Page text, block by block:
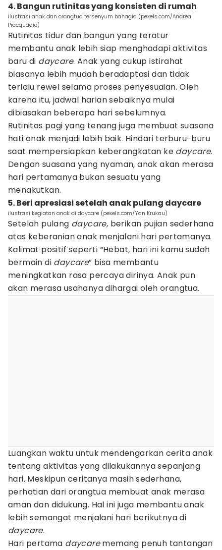
4. Bangun rutinitas yang konsisten di rumah
ilustrasi anak dan orangtua tersenyum bahagia (pexels.com/Andrea
Piacquadio)
Rutinitas tidur dan bangun yang teratur
membantu anak lebih siap menghadapi aktivitas
baru di daycare. Anak yang cukup istirahat
biasanya lebih mudah beradaptasi dan tidak
terlalu rewel selama proses penyesuaian. Oleh
karena itu, jadwal harian sebaiknya mulai
dibiasakan beberapa hari sebelumnya.
Rutinitas pagi yang tenang juga membuat suasana
hati anak menjadi lebih baik. Hindari terburu-buru
saat mempersiapkan keberangkatan ke daycare.
Dengan suasana yang nyaman, anak akan merasa
hari pertamanya bukan sesuatu yang
menakutkan.
5. Beri apresiasi setelah anak pulang daycare
ilustrasi kegiatan anak di daycare (pexels.com/Yan Krukau)
Setelah pulang daycare, berikan pujian sederhana
atas keberanian anak menjalani hari pertamanya.
Kalimat positif seperti “Hebat, hari ini kamu sudah
bermain di daycare” bisa membantu
meningkatkan rasa percaya dirinya. Anak pun
akan merasa usahanya dihargai oleh orangtua.
Luangkan waktu untuk mendengarkan cerita anak
tentang aktivitas yang dilakukannya sepanjang
hari. Meskipun ceritanya masih sederhana,
perhatian dari orangtua membuat anak merasa
aman dan didukung. Hal ini juga membantu anak
lebih semangat menjalani hari berikutnya di
daycare.
Hari pertama daycarememang penuh tantangan